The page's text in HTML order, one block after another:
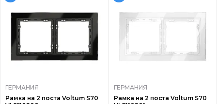
ГЕРМАНИЯ
Рамка на 2 поста Voltum S70
ГЕРМАНИЯ
Рамка на 2 поста Voltum S70